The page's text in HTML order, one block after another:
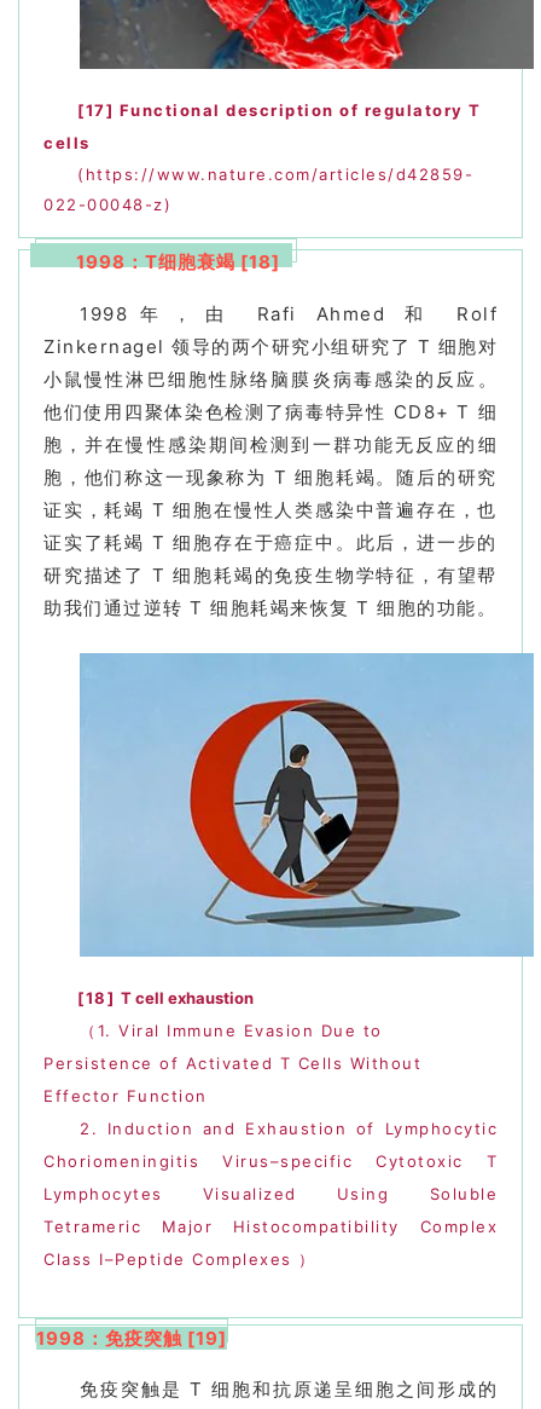
[17] Functional description of regulatory T
cells
(https://www.nature.com/articles/d42859-
022-00048-z)
1998：T细胞衰竭 [18]
1998年，由 Rafi Ahmed 和 Rolf
Zinkernagel 领导的两个研究小组研究了 T 细胞对
小鼠慢性淋巴细胞性脉络脑膜炎病毒感染的反应。
他们使用四聚体染色检测了病毒特异性 CD8+ T 细
胞，并在慢性感染期间检测到一群功能无反应的细
胞，他们称这一现象称为 T 细胞耗竭。随后的研究
证实，耗竭 T 细胞在慢性人类感染中普遍存在，也
证实了耗竭 T 细胞存在于癌症中。此后，进一步的
研究描述了 T 细胞耗竭的免疫生物学特征，有望帮
助我们通过逆转 T 细胞耗竭来恢复 T 细胞的功能。
[18] T cell exhaustion
（ 1. Viral Immune Evasion Due to
Persistence of Activated T Cells Without
Effector Function
2. Induction and
Exhaustion of Lymphocytic
Choriomeningitis Virus–specific Cytotoxic T
Lymphocytes Visualized Using Soluble
Tetrameric Major Histocompatibility Complex
Class I–Peptide Complexes
）
1998：免疫突触 [19]
免疫突触是 T 细胞和抗原递呈细胞之间形成的